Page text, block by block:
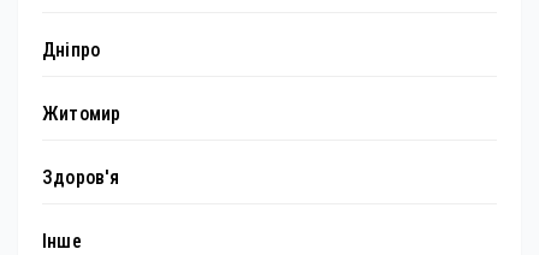
Дніпро
Житомир
Здоров'я
Інше